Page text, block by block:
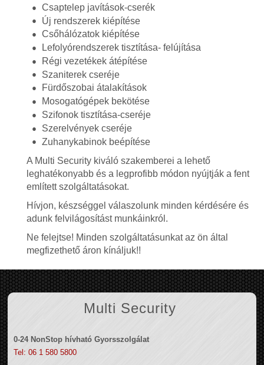
Csaptelep javítások-cserék
Új rendszerek kiépítése
Csőhálózatok kiépítése
Lefolyórendszerek tisztítása- felújítása
Régi vezetékek átépítése
Szaniterek cseréje
Fürdőszobai átalakítások
Mosogatógépek bekötése
Szifonok tisztítása-cseréje
Szerelvények cseréje
Zuhanykabinok beépítése
A Multi Security kiváló szakemberei a lehető
leghatékonyabb és a legprofibb módon nyújtják a fent
említett szolgáltatásokat.
Hívjon, készséggel válaszolunk minden kérdésére és
adunk felvilágosítást munkáinkról.
Ne felejtse! Minden szolgáltatásunkat az ön által
megfizethető áron kínáljuk!!
Multi Security
0-24 NonStop hívható Gyorsszolgálat
Tel: 06 1 580 5800